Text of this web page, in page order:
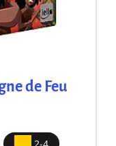
de Feu